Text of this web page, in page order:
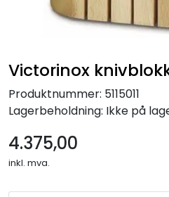
Victorinox
Produktnummer: 5115011
Lagerbeholdning: Ikke på
4.375,00
inkl. mva.